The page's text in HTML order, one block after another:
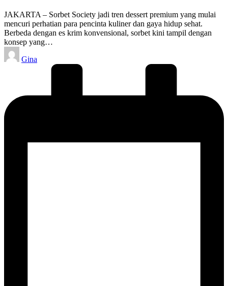
JAKARTA – Sorbet Society jadi tren dessert premium yang mulai
mencuri perhatian para pencinta kuliner dan gaya hidup sehat.
Berbeda dengan es krim konvensional, sorbet kini tampil dengan
konsep yang…
Posted
by
Gina